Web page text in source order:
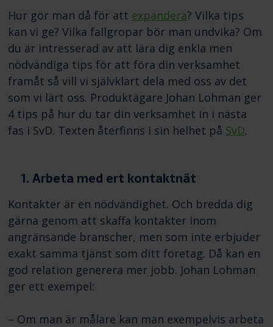
Hur gör man då för att expandera? Vilka tips
kan vi ge? Vilka fallgropar bör man undvika? Om
du är intresserad av att lära dig enkla men
nödvändiga tips för att föra din verksamhet
framåt så vill vi självklart dela med oss av det
som vi lärt oss. Produktägare Johan Lohman ger
4 tips på hur du tar din verksamhet in i nästa
fas i SvD. Texten återfinns i sin helhet på SvD.
1. Arbeta med ert kontaktnät
Kontakter är en nödvändighet. Och bredda dig
gärna genom att skaffa kontakter inom
angränsande branscher, men som inte erbjuder
exakt samma tjänst som ditt företag. Då kan en
god relation generera mer jobb. Johan Lohman
ger ett exempel:
– Om man är målare kan man exempelvis arbeta